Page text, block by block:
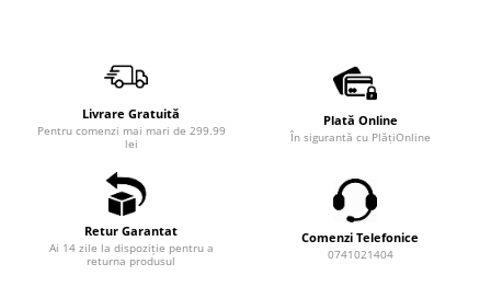
Livrare Gratuită
Pentru comenzi mai mari de 299.99
lei
Plată Online
În sigurantă cu PlățiOnline
Retur Garantat
Ai 14 zile la dispoziție pentru a
returna produsul
Comenzi Telefonice
0741021404